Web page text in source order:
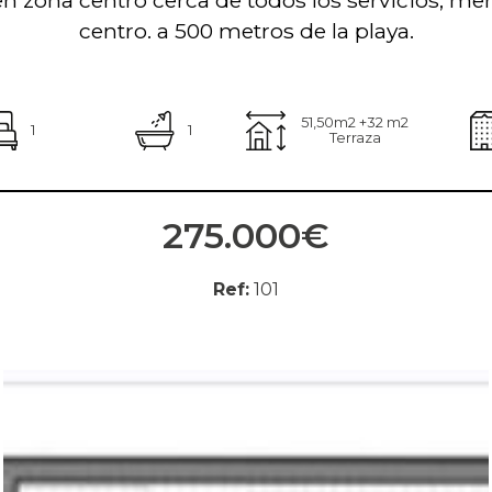
centro. a 500 metros de la playa.
1 1
51,50m2 +32 m2
Terraza
275.000€
Ref: 101